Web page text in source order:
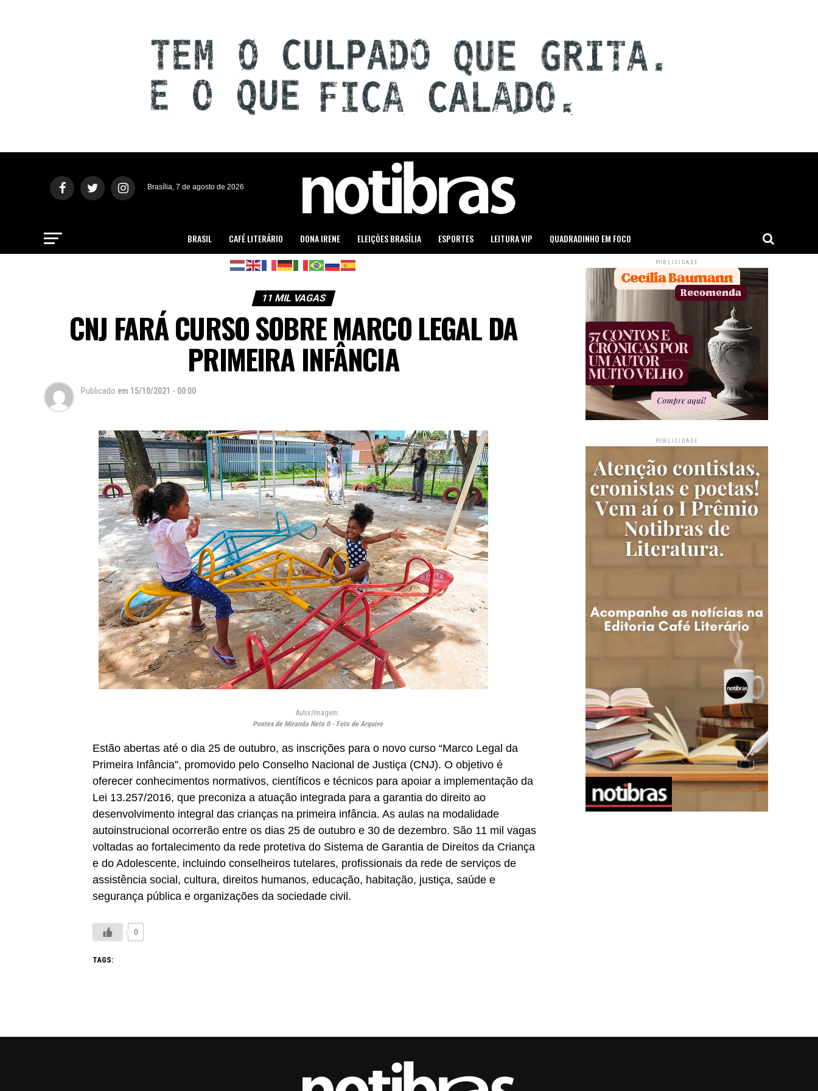
Brasília, 7 de agosto de 2026
BRASIL CAFÉ LITERÁRIO DONA IRENE ELEIÇÕES BRASÍLIA ESPORTES LEITURA VIP QUADRADINHO EM FOCO
11 MIL VAGAS
CNJ FARÁ CURSO SOBRE MARCO LEGAL DA
PRIMEIRA INFÂNCIA
Publicado em 15/10/2021 - 00:00
Autor/Imagem:
Pontes de Miranda Neto II - Foto de Arquivo
Estão abertas até o dia 25 de outubro, as inscrições para o novo curso “Marco Legal da
Primeira Infância”, promovido pelo Conselho Nacional de Justiça (CNJ). O objetivo é
oferecer conhecimentos normativos, científicos e técnicos para apoiar a implementação da
Lei 13.257/2016, que preconiza a atuação integrada para a garantia do direito ao
desenvolvimento integral das crianças na primeira infância. As aulas na modalidade
autoinstrucional ocorrerão entre os dias 25 de outubro e 30 de dezembro. São 11 mil vagas
voltadas ao fortalecimento da rede protetiva do Sistema de Garantia de Direitos da Criança
e do Adolescente, incluindo conselheiros tutelares, profissionais da rede de serviços de
assistência social, cultura, direitos humanos, educação, habitação, justiça, saúde e
segurança pública e organizações da sociedade civil.
0
TAGS:
PUBLICIDADE
PUBLICIDADE